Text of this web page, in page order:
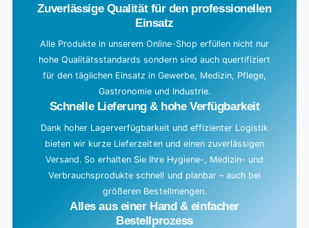
Zuverlässige Qualität für den professionellen
Einsatz
Alle Produkte in unserem Online-Shop erfüllen nicht nur
hohe Qualitätsstandards sondern sind auch quertifiziert
für den täglichen Einsatz in Gewerbe, Medizin, Pflege,
Gastronomie und Industrie.
Schnelle Lieferung & hohe Verfügbarkeit
Dank hoher Lagerverfügbarkeit und effizienter Logistik
bieten wir kurze Lieferzeiten und einen zuverlässigen
Versand. So erhalten Sie Ihre Hygiene-, Medizin- und
Verbrauchsprodukte schnell und planbar – auch bei
größeren Bestellmengen.
Alles aus einer Hand & einfacher
Bestellprozess